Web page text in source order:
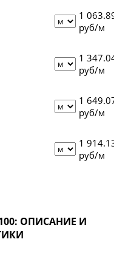
1
руб/м
1
руб/м
1
руб/м
1
руб/м
ОПИСАНИЕ И